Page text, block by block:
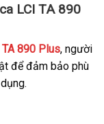
LCI TA 890
TA 890 Plus, người
để đảm bảo phù